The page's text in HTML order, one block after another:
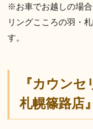
※お車でお越しの場
リングこころの羽・
す。
『カウンセ
札幌篠路店